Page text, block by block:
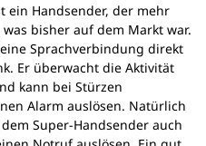
ein Handsender, der mehr
was bisher auf dem Markt war.
Sprachverbindung direkt
Er überwacht die Aktivität
kann bei Stürzen
Alarm auslösen. Natürlich
Super-Handsender auch